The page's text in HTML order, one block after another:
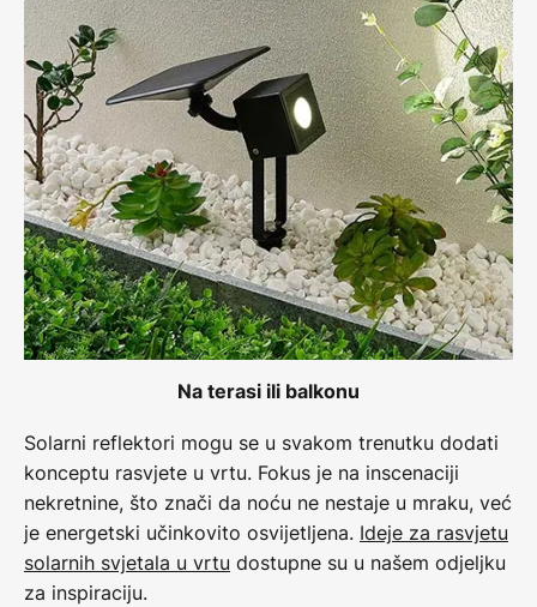
Na terasi ili balkonu
Solarni reflektori mogu se u svakom trenutku dodati
konceptu rasvjete u vrtu. Fokus je na inscenaciji
nekretnine, što znači da noću ne nestaje u mraku, već
je energetski učinkovito osvijetljena. Ideje za rasvjetu
solarnih svjetala u vrtu dostupne su u našem odjeljku
za inspiraciju.